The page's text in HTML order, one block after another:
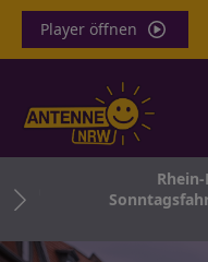
Player öffnen
in
Rhein-